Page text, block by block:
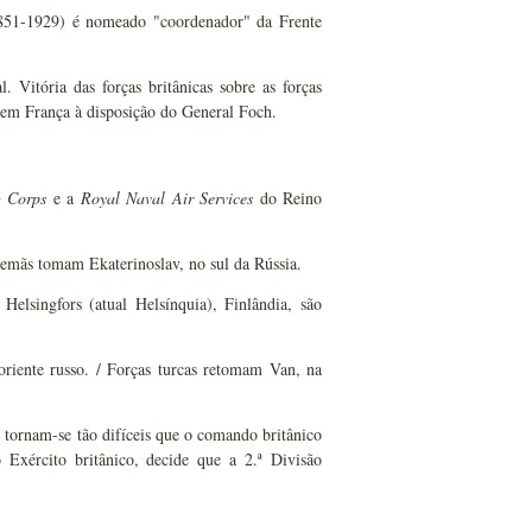
1929) é nomeado "coordenador" da Frente
Vitória das forças britânicas sobre as forças
França à disposição do General Foch.
e a Royal Naval Air Services do Reino
tomam Ekaterinoslav, no sul da Rússia.
(atual Helsínquia), Finlândia, são
russo. / Forças turcas retomam Van, na
tornam-se tão difíceis que o comando britânico
britânico, decide que a 2.ª Divisão